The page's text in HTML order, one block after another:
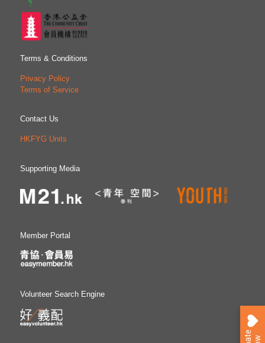
Terms & Conditions
Privacy Policy
Terms of Service
Contact Us
HKFYG Units
Supporting Media
Member Portal
Volunteer Search Engine